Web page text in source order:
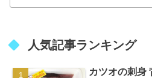
人気記事ランキング
カツオの刺身